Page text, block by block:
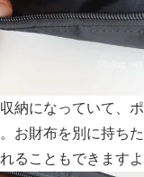
納になっていて、
お財布を別に持ち
ることもできますよ